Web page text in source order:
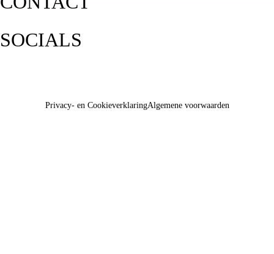
SOCIALS
Privacy- en CookieverklaringAlgemene voorwaarden